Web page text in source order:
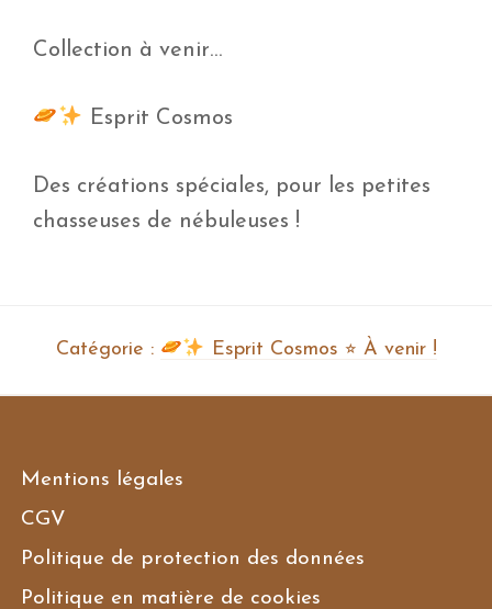
Collection à venir…
Esprit Cosmos
Des créations spéciales, pour les petites
chasseuses de nébuleuses !
Catégorie : Esprit Cosmos ⭐︎ À venir !
Mentions légales
CGV
Politique de protection des données
Politique en matière de cookies